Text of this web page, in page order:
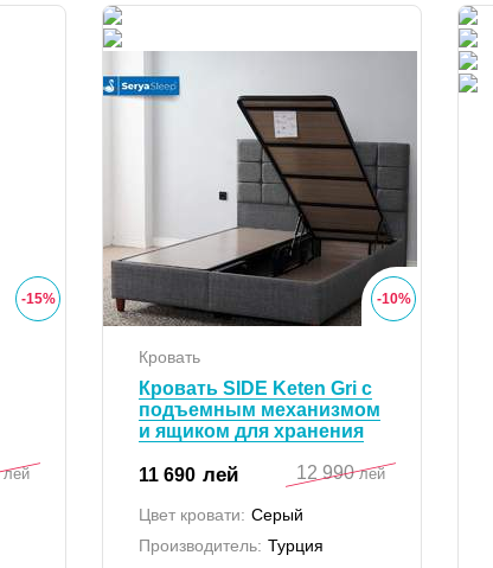
-15%
лей
-10%
Кровать
Кровать SIDE Keten Gri с
подъемным механизмом
и ящиком для хранения
11 690 лей 12 990 лей
Цвет кровати: Серый
Производитель: Турция